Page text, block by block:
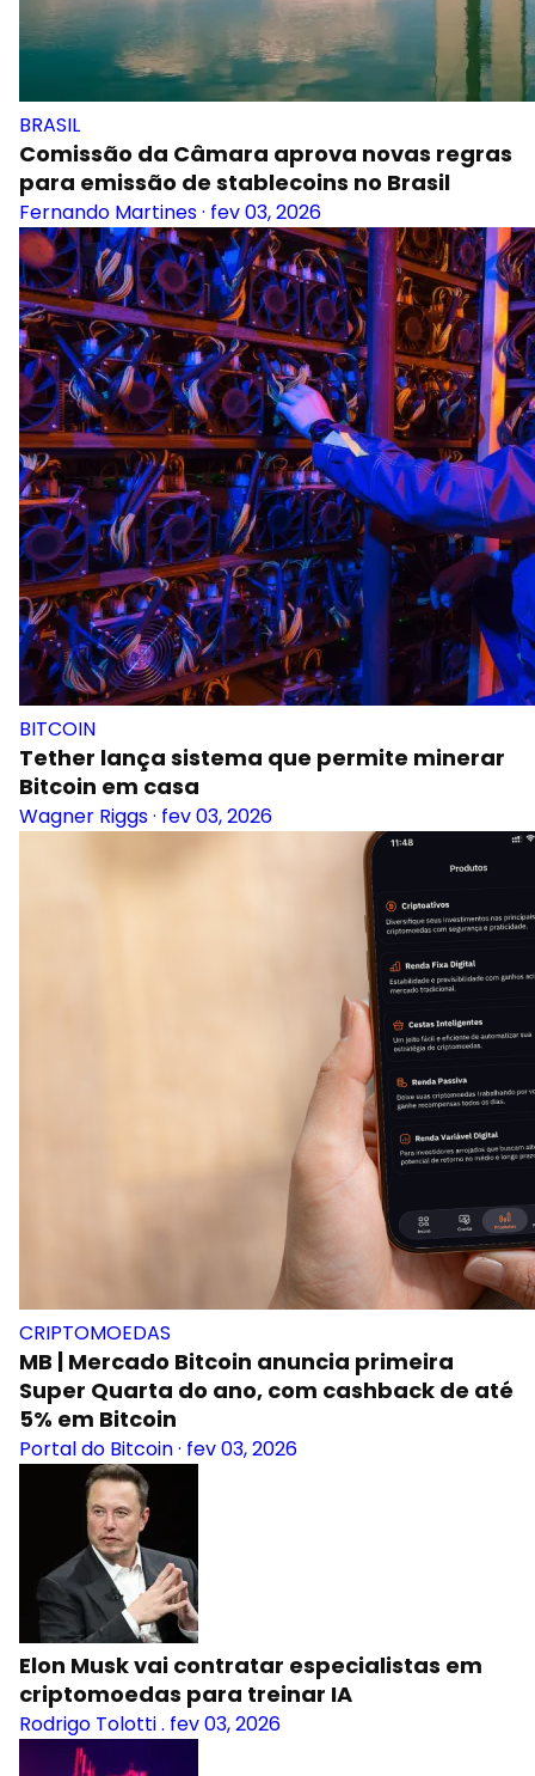
BRASIL
Comissão da Câmara aprova novas regras
para emissão de stablecoins no Brasil
Fernando Martines· fev 03, 2026
BITCOIN
Tether lança sistema que permite minerar
Bitcoin em casa
Wagner Riggs· fev 03, 2026
CRIPTOMOEDAS
MB | Mercado Bitcoin anuncia primeira
Super Quarta do ano, com cashback de até
5% em Bitcoin
Portal do Bitcoin· fev 03, 2026
Elon Musk vai contratar especialistas em
criptomoedas para treinar IA
Rodrigo Tolotti. fev 03, 2026